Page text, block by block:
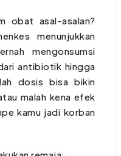
obat asal-asalan?
menunjukkan
mengonsumsi
antibiotik hingga
dosis bisa bikin
malah kena efek
kamu jadi korban